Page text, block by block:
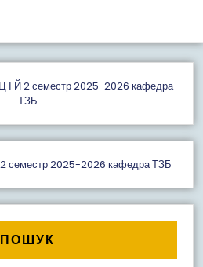
«3D
ANALYSIS
AND
OF
A
TELECOM
MAST
SYSTEM»
І Й 2 семестр 2025-2026 кафедра
ТЗБ
2 семестр 2025-2026 кафедра ТЗБ
ПОШУК